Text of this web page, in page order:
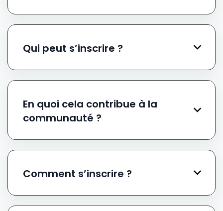
Qui peut s’inscrire ?
En quoi cela contribue à la
communauté ?
Comment s’inscrire ?